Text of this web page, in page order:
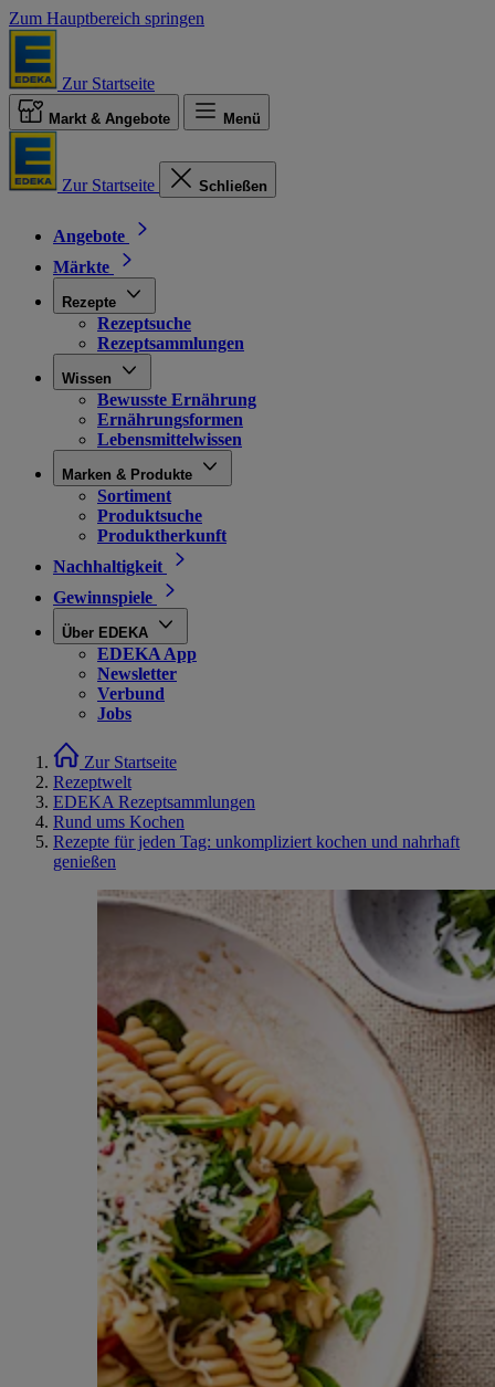
Zum Hauptbereich springen
Zur Startseite
Markt & Angebote Menü
Zur Startseite Schließen
Angebote
Märkte
Rezepte
Rezeptsuche
Rezeptsammlungen
Wissen
Bewusste Ernährung
Ernährungsformen
Lebensmittelwissen
Marken & Produkte
Sortiment
Produktsuche
Produktherkunft
Nachhaltigkeit
Gewinnspiele
Über EDEKA
EDEKA App
Newsletter
Verbund
Jobs
Zur Startseite
Rezeptwelt
EDEKA Rezeptsammlungen
Rund ums Kochen
Rezepte für jeden Tag: unkompliziert kochen und nahrhaft
genießen